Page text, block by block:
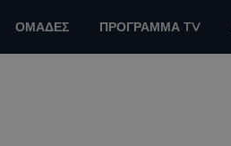
ΟΜΑΔΕΣ ΠΡΟΓΡΑΜΜΑ TV